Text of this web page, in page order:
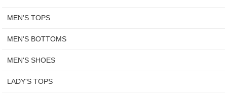
MEN'S TOPS
MEN'S BOTTOMS
MEN'S SHOES
LADY'S TOPS